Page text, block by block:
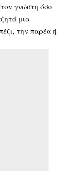
γνώστη όσο
μια
την παρέα ή